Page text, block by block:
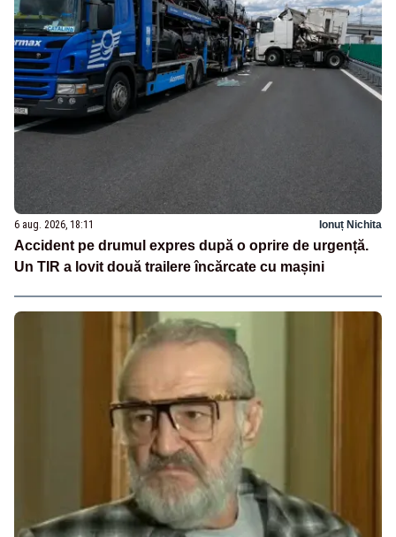
6 aug. 2026, 18:11 Ionuț Nichita
Accident pe drumul expres după o oprire de urgență.
Un TIR a lovit două trailere încărcate cu mașini